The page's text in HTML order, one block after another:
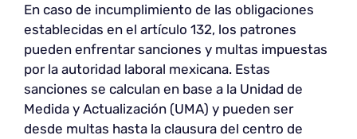
En caso de incumplimiento de las obligaciones
establecidas en el artículo 132, los patrones
pueden enfrentar sanciones y multas impuestas
por la autoridad laboral mexicana. Estas
sanciones se calculan en base a la Unidad de
Medida y Actualización (UMA) y pueden ser
desde multas hasta la clausura del centro de